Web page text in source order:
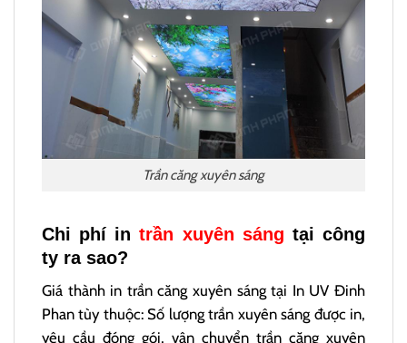
Trần căng xuyên sáng
Chi phí intrần xuyên sáng tại công
ty ra sao?
Giá thành in trần căng xuyên sáng tại In UV Đinh
Phan tùy thuộc: Số lượng trần xuyên sáng được in,
yêu cầu đóng gói, vận chuyển trần căng xuyên